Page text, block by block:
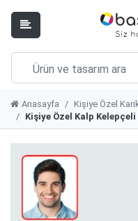
Anasayfa Kişiye Özel
Kişiye Özel Kalp